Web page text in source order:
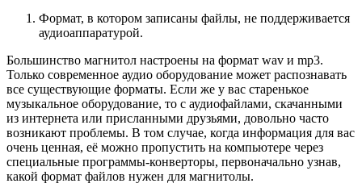
Формат, в котором записаны файлы, не поддерживается
аудиоаппаратурой.
Большинство магнитол настроены на формат wav и mp3.
Только современное аудио оборудование может распознавать
все существующие форматы. Если же у вас старенькое
музыкальное оборудование, то с аудиофайлами, скачанными
из интернета или присланными друзьями, довольно часто
возникают проблемы. В том случае, когда информация для вас
очень ценная, её можно пропустить на компьютере через
специальные программы-конверторы, первоначально узнав,
какой формат файлов нужен для магнитолы.